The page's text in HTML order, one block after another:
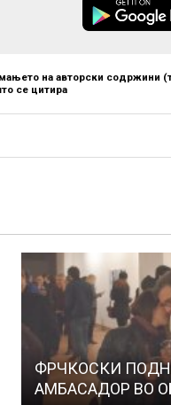
на авторски содржини
се цитира
ФРЧКОСКИ
АМБАСАДОР ВО